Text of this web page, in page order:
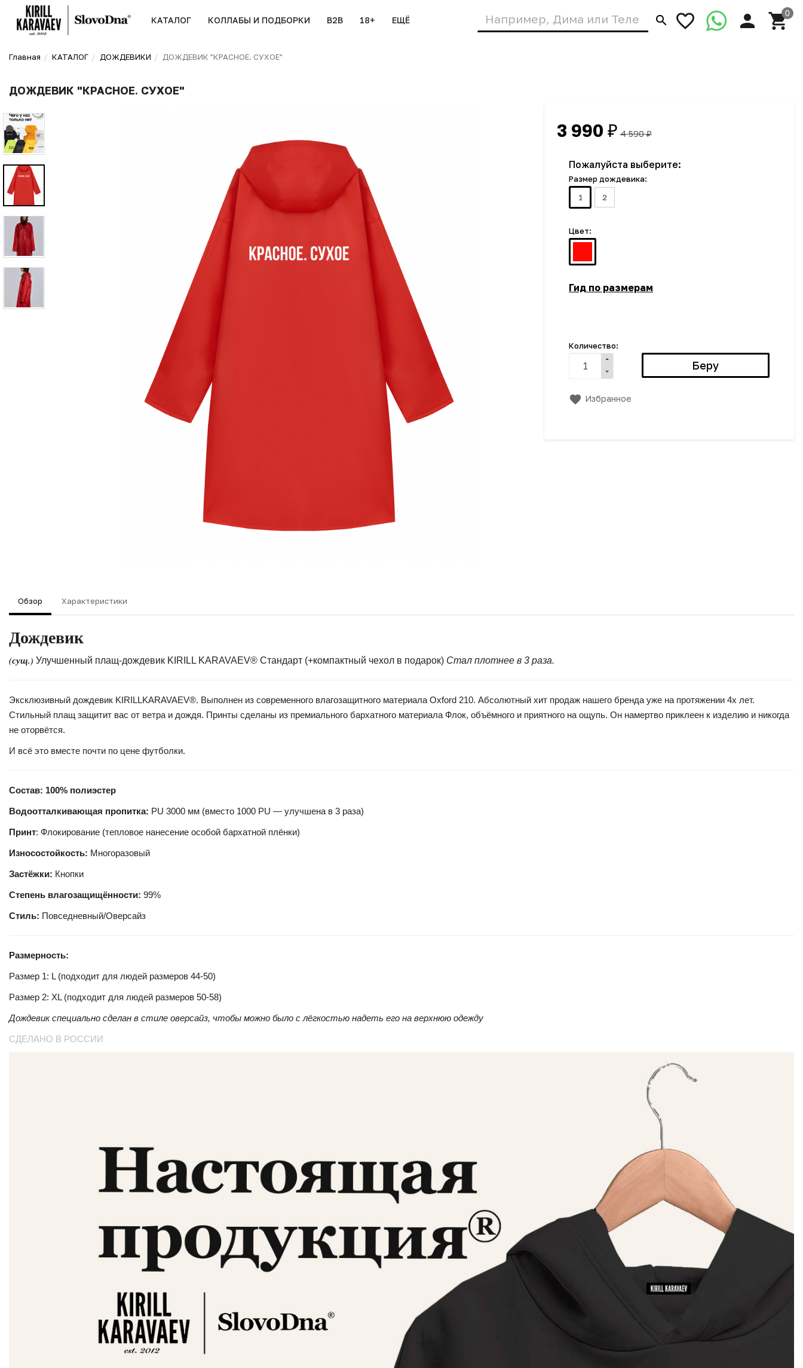
КАТАЛОГ КОЛЛАБЫ И ПОДБОРКИ B2B 18+ ЕЩЁ
Главная КАТАЛОГ ДОЖДЕВИКИ ДОЖДЕВИК "КРАСНОЕ. СУХОЕ"
ДОЖДЕВИК "КРАСНОЕ. СУХОЕ"
3 990 ₽ 4 590₽
Пожалуйста выберите:
Размер дождевика:
1
2
Цвет:
Гид по размерам
Количество:
Избранное
Обзор Характеристики
Дождевик
(сущ.) Улучшенный плащ-дождевик KIRILL KARAVAEV® Стандарт (+компактный чехол в подарок) Стал плотнее в 3 раза.
Эксклюзивный дождевик KIRILLKARAVAEV®. Выполнен из современного влагозащитного материала Oxford 210. Абсолютный хит продаж нашего бренда уже на протяжении 4х лет.
Стильный плащ защитит вас от ветра и дождя. Принты сделаны из премиального бархатного материала Флок, объёмного и приятного на ощупь. Он намертво приклеен к изделию и никогда
не оторвётся.
И всё это вместе почти по цене футболки.
Состав: 100% полиэстер
Водоотталкивающая пропитка: PU 3000 мм (вместо 1000 PU — улучшена в 3 раза)
Принт: Флокирование (тепловое нанесение особой бархатной плёнки)
Износостойкость: Многоразовый
Застёжки: Кнопки
Степень влагозащищённости: 99%
Стиль: Повседневный/Оверсайз
Размерность:
Размер 1: L (подходит для людей размеров 44-50)
Размер 2: XL (подходит для людей размеров 50-58)
Дождевик специально сделан в стиле оверсайз, чтобы можно было с лёгкостью надеть его на верхнюю одежду
СДЕЛАНО В РОССИИ